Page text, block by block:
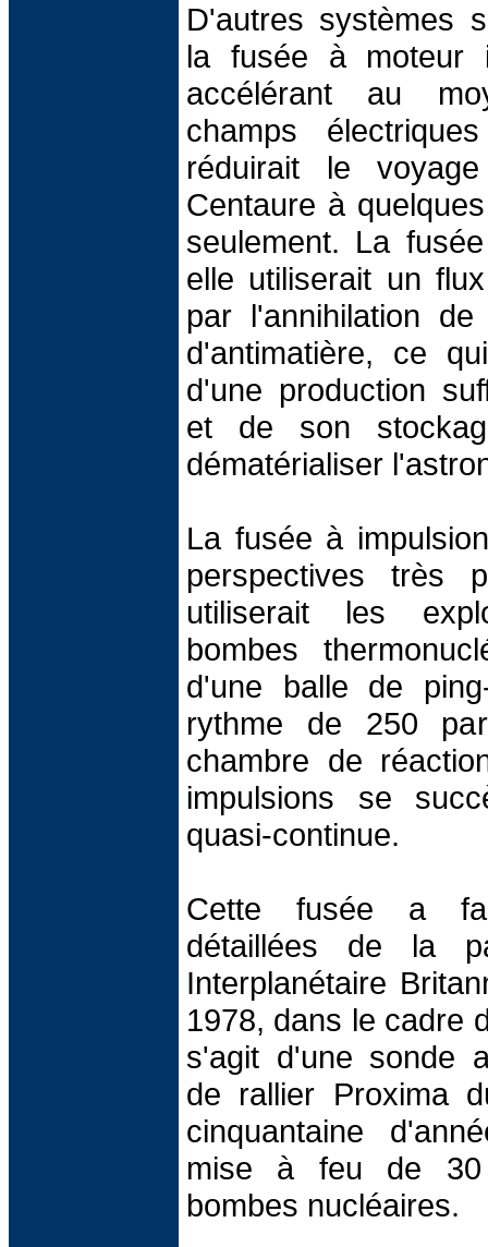
D'autres systèmes
la fusée à moteur
accélérant au
champs
réduirait le
Centaure à
seulement. La
elle utiliserait un
par l'annihilation
d'antimatière, ce
d'une production
et de son
dématérialiser
La fusée à
perspectives très
utiliserait les
bombes
d'une balle de
rythme de 250
chambre de
impulsions se
quasi-continue.
Cette fusée a
détaillées de la
Interplanétaire
1978, dans le cadre
s'agit d'une sonde
de rallier Proxima
cinquantaine
mise à feu de 30
bombes nucléaires.